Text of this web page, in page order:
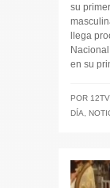
su
llega
en su
POR 12TV
DÍA